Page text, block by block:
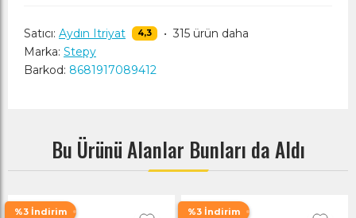
Satıcı: Aydın Itriyat 4,3 • 315 ürün daha
Marka: Stepy
Barkod: 8681917089412
Bu Ürünü Alanlar Bunları da Aldı
%3 İndirim %3 İndirim